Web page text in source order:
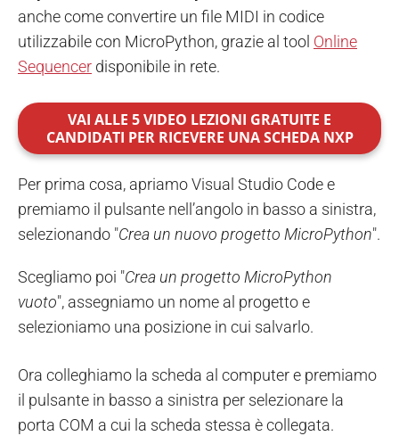
anche come convertire un file MIDI in codice
utilizzabile con MicroPython, grazie al tool Online
Sequencer disponibile in rete.
VAI ALLE 5 VIDEO LEZIONI GRATUITE E
CANDIDATI PER RICEVERE UNA SCHEDA NXP
Per prima cosa, apriamo Visual Studio Code e
premiamo il pulsante nell’angolo in basso a sinistra,
selezionando "Crea un nuovo progetto MicroPython".
Scegliamo poi "Crea un progetto MicroPython
vuoto", assegniamo un nome al progetto e
selezioniamo una posizione in cui salvarlo.
Ora colleghiamo la scheda al computer e premiamo
il pulsante in basso a sinistra per selezionare la
porta COM a cui la scheda stessa è collegata.